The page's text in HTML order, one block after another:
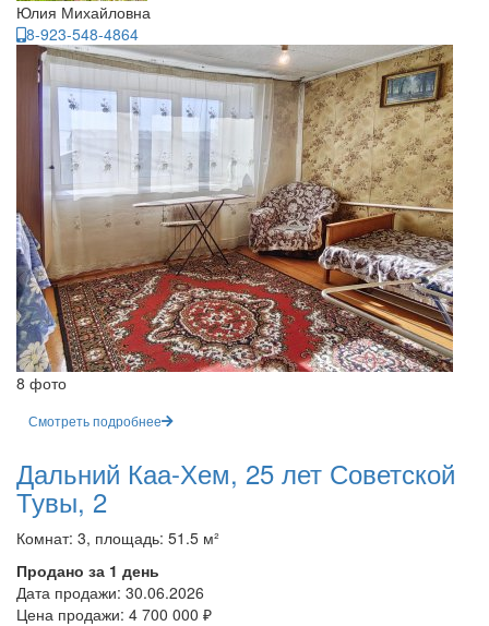
Юлия Михайловна
8-923-548-4864
8 фото
Смотреть подробнее
Дальний Каа-Хем, 25 лет Советской
Тувы, 2
Комнат: 3, площадь: 51.5 м²
Продано за 1 день
Дата продажи: 30.06.2026
Цена продажи: 4 700 000 ₽